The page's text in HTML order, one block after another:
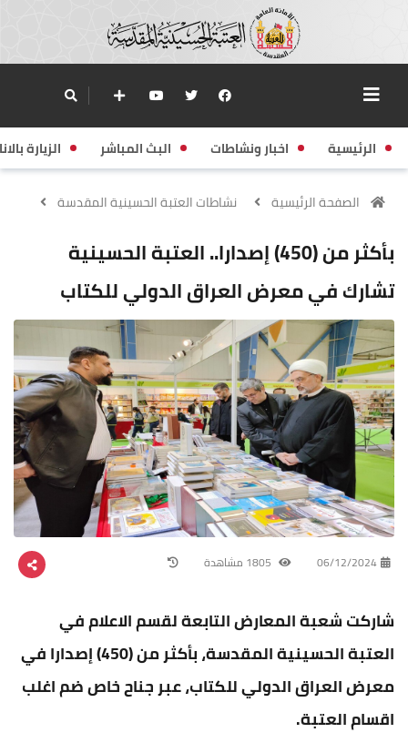
الرئيسية اخبار ونشاطات البث المباشر الزيارة
الصفحة الرئيسية نشاطات العتبة الحسينية المقدسة
بأكثر من (450) إصدارا.. العتبة الحسينية
تشارك في معرض العراق الدولي للكتاب
06/12/2024
شاركت شعبة المعارض التابعة لقسم الاعلام في
العتبة الحسينية المقدسة، بأكثر من (450) إصدارا في
معرض العراق الدولي للكتاب، عبر جناح خاص ضم اغلب
اقسام العتبة.